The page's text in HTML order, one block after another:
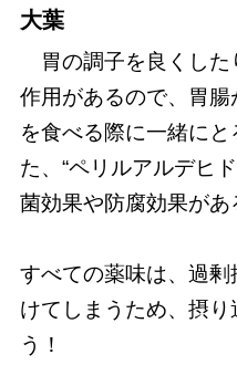
大葉
胃の調子を良くした
作用があるので、胃
を食べる際に一緒に
た、“ペリルアルデヒ
菌効果や防腐効果があ
すべての薬味は、過
けてしまうため、摂り
う！